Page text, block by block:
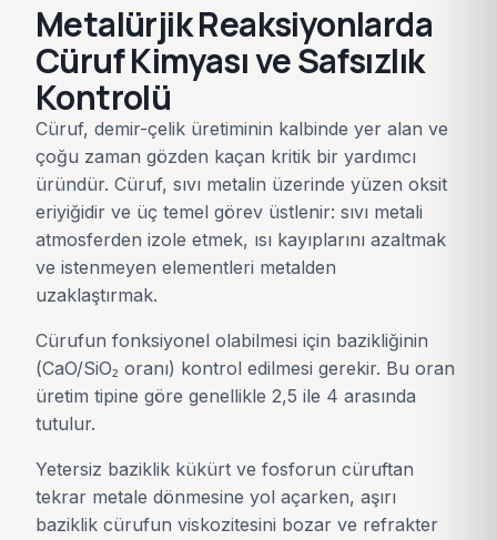
Metalürjik Reaksiyonlarda
Cüruf Kimyası ve Safsızlık
Kontrolü
Cüruf, demir-çelik üretiminin kalbinde yer alan ve
çoğu zaman gözden kaçan kritik bir yardımcı
üründür. Cüruf, sıvı metalin üzerinde yüzen oksit
eriyiğidir ve üç temel görev üstlenir: sıvı metali
atmosferden izole etmek, ısı kayıplarını azaltmak
ve istenmeyen elementleri metalden
uzaklaştırmak.
Cürufun fonksiyonel olabilmesi için bazikliğinin
(CaO/SiO₂ oranı) kontrol edilmesi gerekir. Bu oran
üretim tipine göre genellikle 2,5 ile 4 arasında
tutulur.
Yetersiz baziklik kükürt ve fosforun cüruftan
tekrar metale dönmesine yol açarken, aşırı
baziklik cürufun viskozitesini bozar ve refrakter